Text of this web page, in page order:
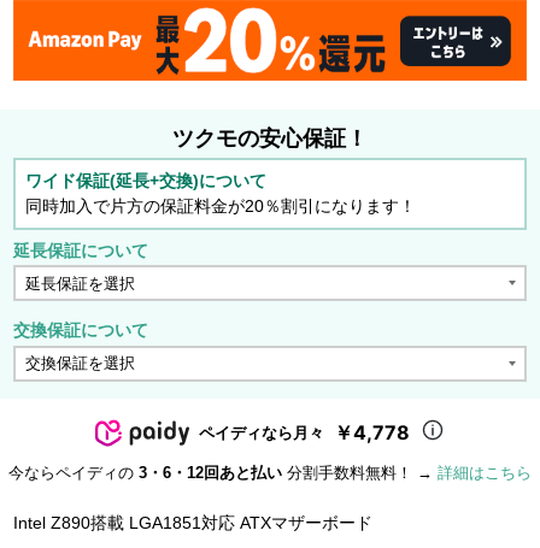
ツクモの安心保証！
ワイド保証(延長+交換)について
同時加入で片方の保証料金が20％割引になります！
延長保証について
交換保証について
ペイディなら月々 ￥4,778
今ならペイディの 3・6・12回あと払い 分割手数料無料！ → 詳細はこちら
Intel Z890搭載 LGA1851対応 ATXマザーボード